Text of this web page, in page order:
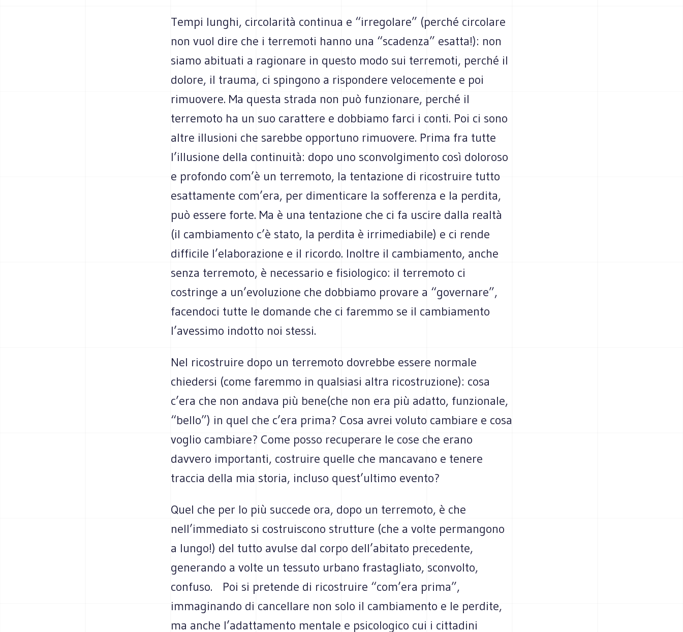
Tempi lunghi, circolarità continua e “irregolare” (perché circolare
non vuol dire che i terremoti hanno una “scadenza” esatta!): non
siamo abituati a ragionare in questo modo sui terremoti, perché il
dolore, il trauma, ci spingono a rispondere velocemente e poi
rimuovere. Ma questa strada non può funzionare, perché il
terremoto ha un suo carattere e dobbiamo farci i conti. Poi ci sono
altre illusioni che sarebbe opportuno rimuovere. Prima fra tutte
l’illusione della continuità: dopo uno sconvolgimento così doloroso
e profondo com’è un terremoto, la tentazione di ricostruire tutto
esattamente com’era, per dimenticare la sofferenza e la perdita,
può essere forte. Ma è una tentazione che ci fa uscire dalla realtà
(il cambiamento c’è stato, la perdita è irrimediabile) e ci rende
difficile l’elaborazione e il ricordo. Inoltre il cambiamento, anche
senza terremoto, è necessario e fisiologico: il terremoto ci
costringe a un’evoluzione che dobbiamo provare a “governare”,
facendoci tutte le domande che ci faremmo se il cambiamento
l’avessimo indotto noi stessi.
Nel ricostruire dopo un terremoto dovrebbe essere normale
chiedersi (come faremmo in qualsiasi altra ricostruzione): cosa
c’era che non andava più bene(che non era più adatto, funzionale,
“bello”) in quel che c’era prima? Cosa avrei voluto cambiare e cosa
voglio cambiare? Come posso recuperare le cose che erano
davvero importanti, costruire quelle che mancavano e tenere
traccia della mia storia, incluso quest’ultimo evento?
Quel che per lo più succede ora, dopo un terremoto, è che
nell’immediato si costruiscono strutture (che a volte permangono
a lungo!) del tutto avulse dal corpo dell’abitato precedente,
generando a volte un tessuto urbano frastagliato, sconvolto,
confuso. Poi si pretende di ricostruire “com’era prima”,
immaginando di cancellare non solo il cambiamento e le perdite,
ma anche l’adattamento mentale e psicologico cui i cittadini